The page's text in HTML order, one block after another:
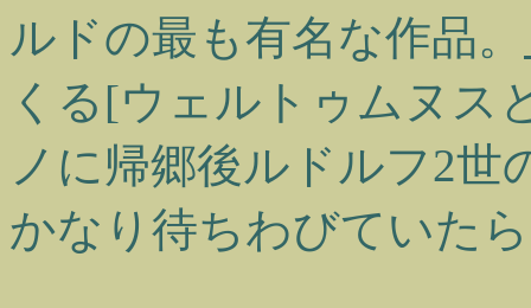
ルドの最も有名な作品。
くる[ウェルトゥムヌス
ノに帰郷後ルドルフ2世
かなり待ちわびていた